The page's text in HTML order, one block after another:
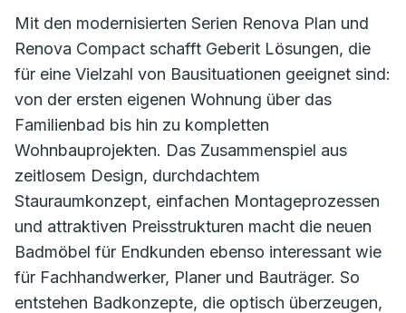
Mit den modernisierten Serien Renova Plan und
Renova Compact schafft Geberit Lösungen, die
für eine Vielzahl von Bausituationen geeignet sind:
von der ersten eigenen Wohnung über das
Familienbad bis hin zu kompletten
Wohnbauprojekten. Das Zusammenspiel aus
zeitlosem Design, durchdachtem
Stauraumkonzept, einfachen Montageprozessen
und attraktiven Preisstrukturen macht die neuen
Badmöbel für Endkunden ebenso interessant wie
für Fachhandwerker, Planer und Bauträger. So
entstehen Badkonzepte, die optisch überzeugen,